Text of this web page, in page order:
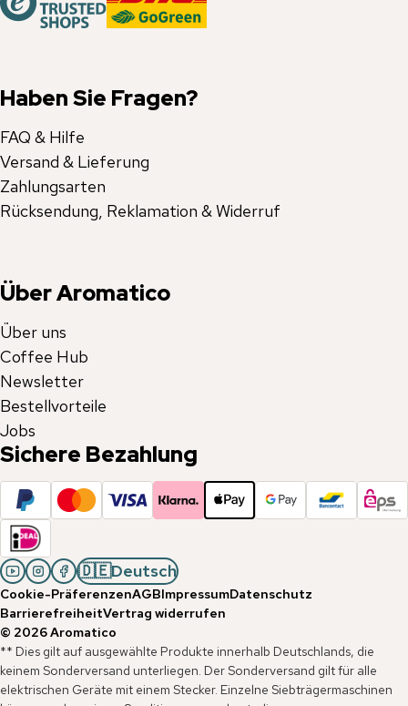
Haben Sie Fragen?
FAQ & Hilfe
Versand & Lieferung
Zahlungsarten
Rücksendung, Reklamation & Widerruf
Über Aromatico
Über uns
Coffee Hub
Newsletter
Bestellvorteile
Jobs
Sichere Bezahlung
🇩🇪Deutsch
Cookie-PräferenzenAGBImpressumDatenschutz
BarrierefreiheitVertrag widerrufen
© 2026Aromatico
** Dies gilt auf ausgewählte Produkte innerhalb Deutschlands, die
keinem Sonderversand unterliegen. Der Sonderversand gilt für alle
elektrischen Geräte mit einem Stecker. Einzelne Siebträgermaschinen